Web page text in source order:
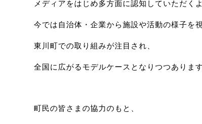
メディアをはじめ多方面に認知していただく
今では自治体・企業から施設や活動の様子を
東川町での取り組みが注目され、
全国に広がるモデルケースとなりつつあります
町民の皆さまの協力のもと、